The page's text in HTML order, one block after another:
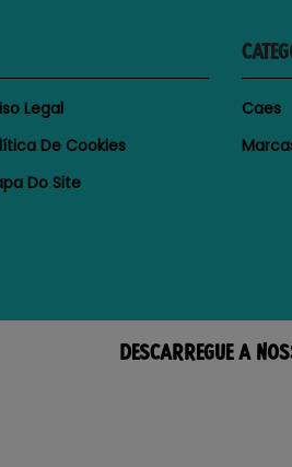
Legal
De Cookies
Do Site
Caes
DESCARREGUE A